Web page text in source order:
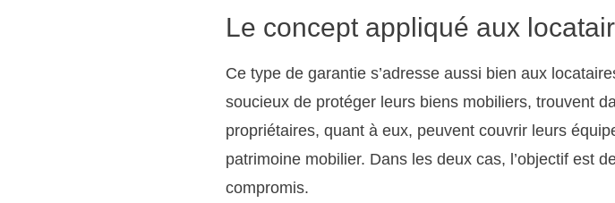
Le concept appliqué aux
Ce type de garantie s’adresse aussi bien aux
soucieux de protéger leurs biens mobiliers, trouvent
propriétaires, quant à eux, peuvent couvrir leurs
patrimoine mobilier. Dans les deux cas, l’objectif est
compromis.